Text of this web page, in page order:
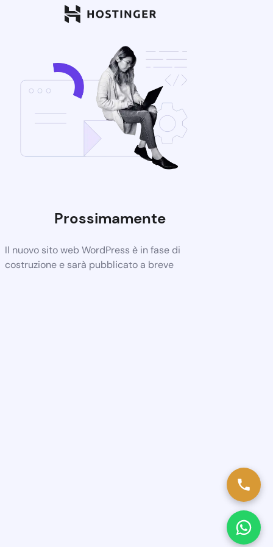
Prossimamente
Il nuovo sito web WordPress è in fase di
costruzione e sarà pubblicato a breve